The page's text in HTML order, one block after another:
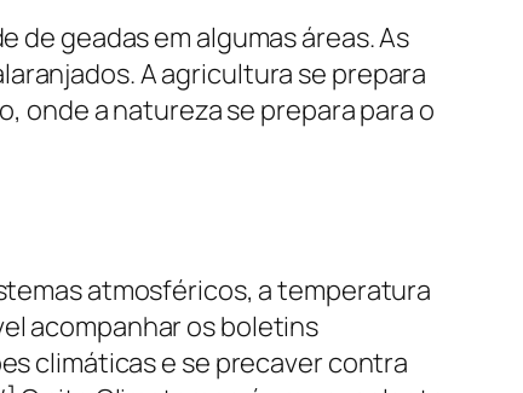
de geadas em algumas áreas. As
A agricultura se prepara
onde a natureza se prepara para o
atmosféricos, a temperatura
acompanhar os boletins
climáticas e se precaver contra